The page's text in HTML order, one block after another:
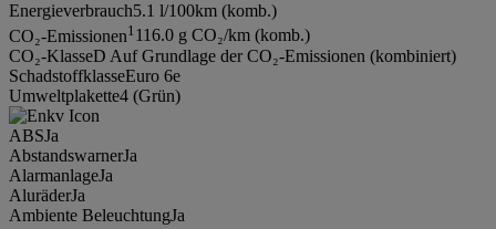
Energieverbrauch5.1 l/100km (komb.)
CO₂-Emissionen1 116.0 g CO₂/km (komb.)
CO₂-KlasseD Auf Grundlage der CO₂-Emissionen (kombiniert)
SchadstoffklasseEuro 6e
Umweltplakette4 (Grün)
ABSJa
AbstandswarnerJa
AlarmanlageJa
AluräderJa
Ambiente BeleuchtungJa